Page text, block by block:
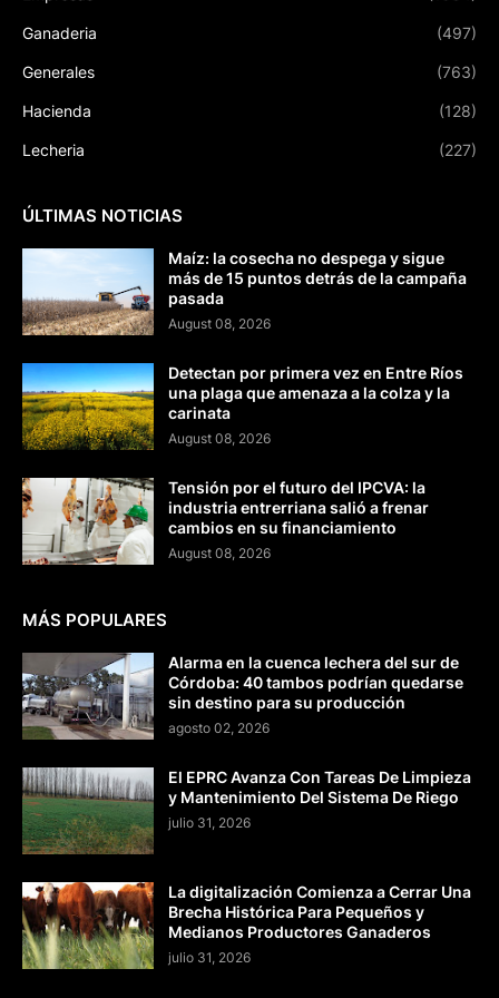
Ganaderia (497)
Generales (763)
Hacienda (128)
Lecheria (227)
ÚLTIMAS NOTICIAS
Maíz: la cosecha no despega y sigue
más de 15 puntos detrás de la campaña
pasada
August 08, 2026
Detectan por primera vez en Entre Ríos
una plaga que amenaza a la colza y la
carinata
August 08, 2026
Tensión por el futuro del IPCVA: la
industria entrerriana salió a frenar
cambios en su financiamiento
August 08, 2026
MÁS POPULARES
Alarma en la cuenca lechera del sur de
Córdoba: 40 tambos podrían quedarse
sin destino para su producción
agosto 02, 2026
El EPRC Avanza Con Tareas De Limpieza
y Mantenimiento Del Sistema De Riego
julio 31, 2026
La digitalización Comienza a Cerrar Una
Brecha Histórica Para Pequeños y
Medianos Productores Ganaderos
julio 31, 2026